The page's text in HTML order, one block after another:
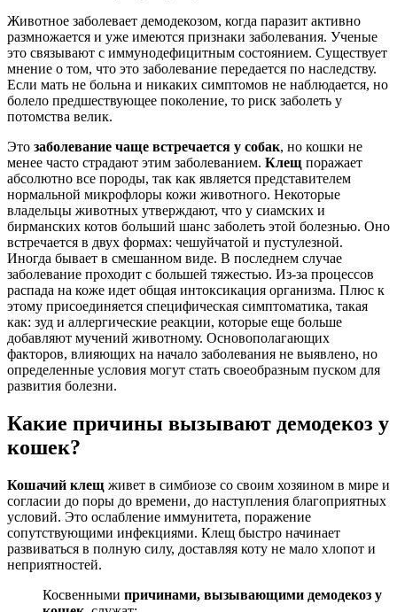
Животное заболевает демодекозом, когда паразит активно
размножается и уже имеются признаки заболевания. Ученые
это связывают с иммунодефицитным состоянием. Существует
мнение о том, что это заболевание передается по наследству.
Если мать не больна и никаких симптомов не наблюдается, но
болело предшествующее поколение, то риск заболеть у
потомства велик.
Это заболевание чаще встречается у собак, но кошки не
менее часто страдают этим заболеванием. Клещ поражает
абсолютно все породы, так как является представителем
нормальной микрофлоры кожи животного. Некоторые
владельцы животных утверждают, что у сиамских и
бирманских котов больший шанс заболеть этой болезнью. Оно
встречается в двух формах: чешуйчатой и пустулезной.
Иногда бывает в смешанном виде. В последнем случае
заболевание проходит с большей тяжестью. Из-за процессов
распада на коже идет общая интоксикация организма. Плюс к
этому присоединяется специфическая симптоматика, такая
как: зуд и аллергические реакции, которые еще больше
добавляют мучений животному. Основополагающих
факторов, влияющих на начало заболевания не выявлено, но
определенные условия могут стать своеобразным пуском для
развития болезни.
Какие причины вызывают демодекоз у
кошек?
Кошачий клещ живет в симбиозе со своим хозяином в мире и
согласии до поры до времени, до наступления благоприятных
условий. Это ослабление иммунитета, поражение
сопутствующими инфекциями. Клещ быстро начинает
развиваться в полную силу, доставляя коту не мало хлопот и
неприятностей.
Косвенными причинами, вызывающими демодекоз у